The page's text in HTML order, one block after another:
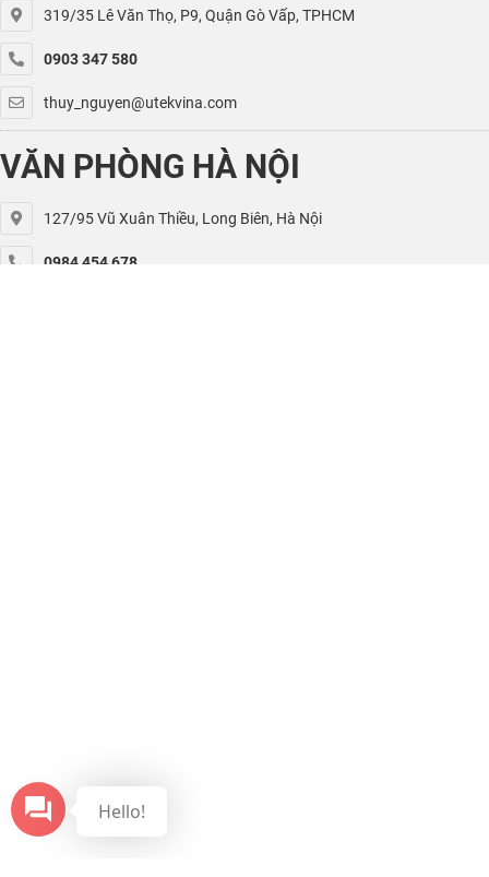
319/35 Lê Văn Thọ, P9, Quận Gò Vấp, TPHCM
0903 347 580
thuy_nguyen@utekvina.com
VĂN PHÒNG HÀ NỘI
127/95 Vũ Xuân Thiều, Long Biên, Hà Nội
0984 454 678
Hello!